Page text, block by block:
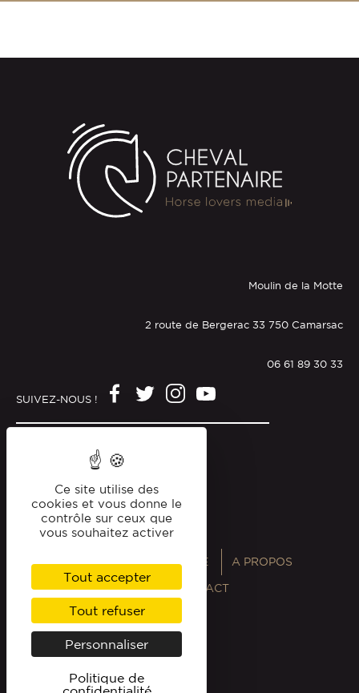
Moulin de la Motte
2 route de Bergerac 33 750 Camarsac
06 61 89 30 33
SUIVEZ-NOUS !
Politique de confidentialité
ANNUAIRES MAGAZINE A PROPOS
PROFESSIONNELS CONTACT
Ce site utilise des
cookies et vous donne le
contrôle sur ceux que
vous souhaitez activer
Tout accepter
Tout refuser
Personnaliser
Politique de